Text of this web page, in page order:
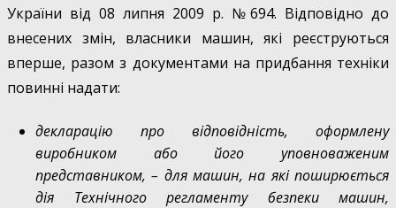
України від 08 липня 2009 р. №694. Відповідно до
внесених змін, власники машин, які реєструються
вперше, разом з документами на придбання техніки
повинні надати:
декларацію про відповідність, оформлену
виробником або його уповноваженим
представником, – для машин, на які поширюється
дія Технічного регламенту безпеки машин,